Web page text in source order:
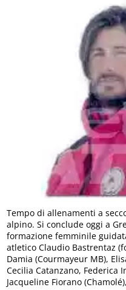
Tempo di allenamenti a
alpino. Si conclude oggi a
formazione femminile
atletico Claudio Bastrentaz
Damia (Courmayeur MB),
Cecilia Catanzano, Federica
Jacqueline Fiorano